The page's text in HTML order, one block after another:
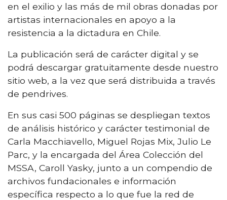
en el exilio y las más de mil obras donadas por
artistas internacionales en apoyo a la
resistencia a la dictadura en Chile.
La publicación será de carácter digital y se
podrá descargar gratuitamente desde nuestro
sitio web, a la vez que será distribuida a través
de pendrives.
En sus casi 500 páginas se despliegan textos
de análisis histórico y carácter testimonial de
Carla Macchiavello, Miguel Rojas Mix, Julio Le
Parc, y la encargada del Área Colección del
MSSA, Caroll Yasky, junto a un compendio de
archivos fundacionales e información
específica respecto a lo que fue la red de